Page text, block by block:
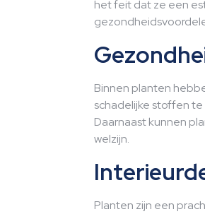
het feit dat ze een
Binnen planten
schadelijke stoffen
Daarnaast kunnen
welzijn.
Planten zijn een